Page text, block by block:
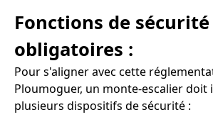
Fonctions de sécurité
obligatoires :
Pour s'aligner avec cette
Ploumoguer, un monte-escalier doit
plusieurs dispositifs de sécurité :